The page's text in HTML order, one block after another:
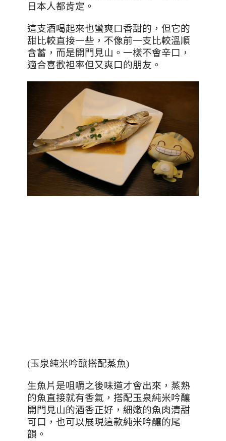
日本人都肯定。
這支酒喝起來也蠻爽口香甜的，但它的
甜比較直接一些，不像前一支比較溫順
含蓄，而是開門見山。一樣不會辛口，
適合喜歡袒率但又爽口的朋友。
(玉泉純米吟釀搭配蒸魚)
生魚片是咀嚼之後味道才會出來，蒸熟
的魚直接就有香氣，搭配玉泉純米吟釀
開門見山的酒香正好，細嫩的魚肉清甜
可口，也可以展現這款純米吟釀的尾
韻。